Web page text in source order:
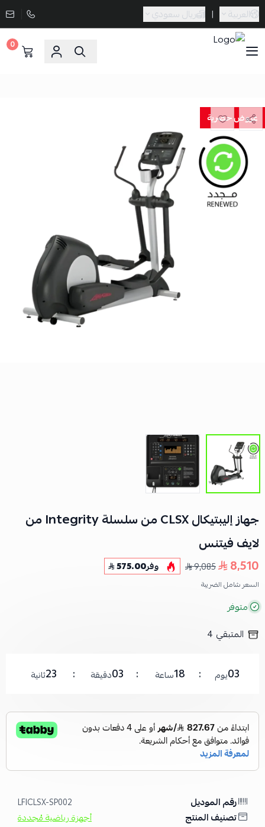
العربية | ريال سعودي
0
عروض حصرية
جهاز إليبتيكال CLSX من سلسلة Integrity من
لايف فيتنس
8,510
9,085 وفر575.00
السعر شامل الضريبة
متوفر
المتبقي 4
22ثانية 03دقيقة 18ساعة 03يوم
رقم الموديل LFICLSX-SP002
تصنيف المنتج أجهزة رياضية مُجددة